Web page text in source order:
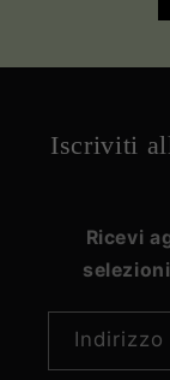
Iscriviti
Ricevi
Indirizzo